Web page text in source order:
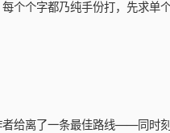
个个字都乃纯手份打，先求单
给离了一条最佳路线——同时